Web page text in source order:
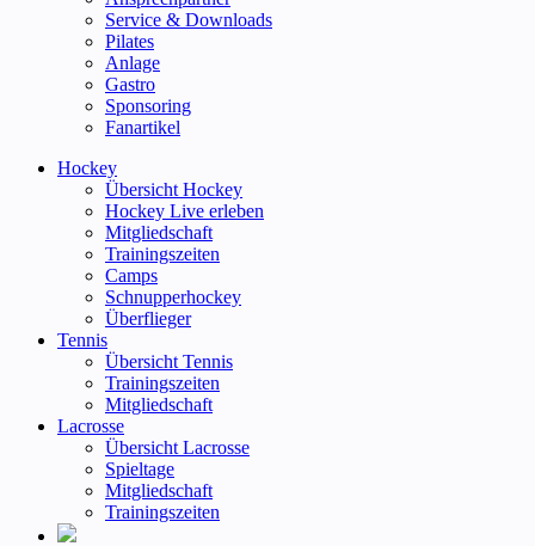
Service & Downloads
Pilates
Anlage
Gastro
Sponsoring
Fanartikel
Hockey
Übersicht Hockey
Hockey Live erleben
Mitgliedschaft
Trainingszeiten
Camps
Schnupperhockey
Überflieger
Tennis
Übersicht Tennis
Trainingszeiten
Mitgliedschaft
Lacrosse
Übersicht Lacrosse
Spieltage
Mitgliedschaft
Trainingszeiten